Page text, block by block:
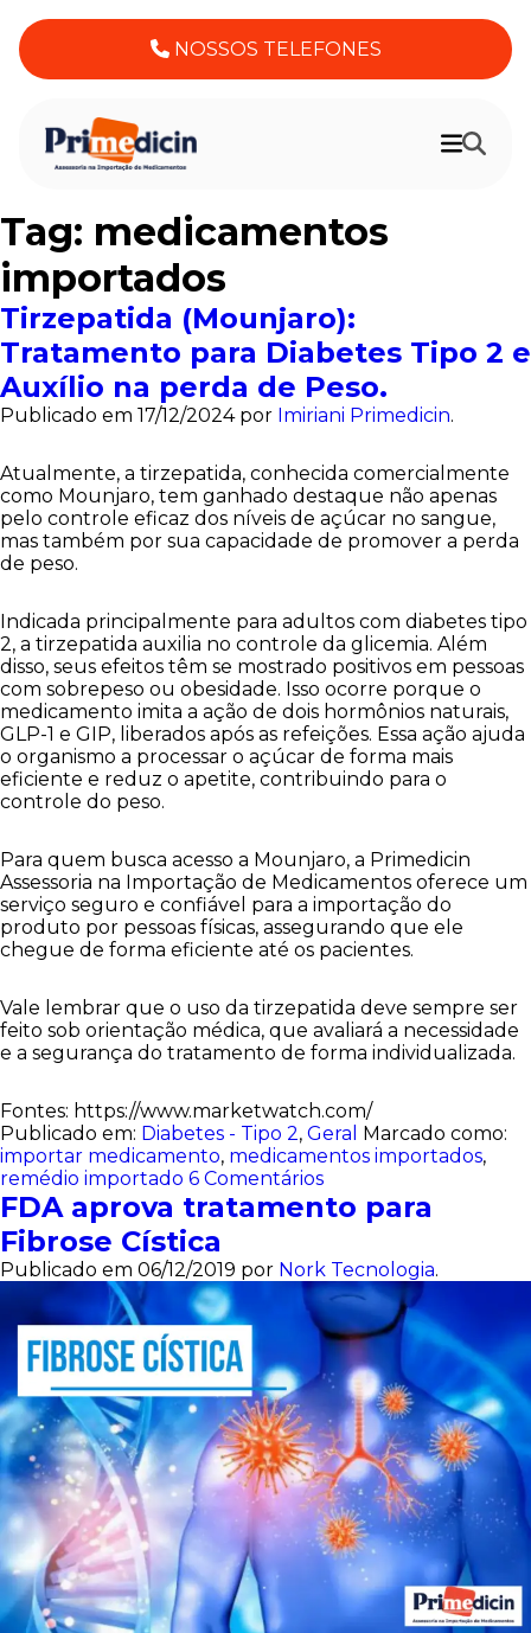
NOSSOS TELEFONES
Tag: medicamentos
importados
Tirzepatida (Mounjaro):
Tratamento para Diabetes Tipo 2 e
Auxílio na perda de Peso.
Publicado em 17/12/2024 por Imiriani Primedicin.
Atualmente, a tirzepatida, conhecida comercialmente
como Mounjaro, tem ganhado destaque não apenas
pelo controle eficaz dos níveis de açúcar no sangue,
mas também por sua capacidade de promover a perda
de peso.
Indicada principalmente para adultos com diabetes tipo
2, a tirzepatida auxilia no controle da glicemia. Além
disso, seus efeitos têm se mostrado positivos em pessoas
com sobrepeso ou obesidade. Isso ocorre porque o
medicamento imita a ação de dois hormônios naturais,
GLP-1 e GIP, liberados após as refeições. Essa ação ajuda
o organismo a processar o açúcar de forma mais
eficiente e reduz o apetite, contribuindo para o
controle do peso.
Para quem busca acesso a Mounjaro, a Primedicin
Assessoria na Importação de Medicamentos oferece um
serviço seguro e confiável para a importação do
produto por pessoas físicas, assegurando que ele
chegue de forma eficiente até os pacientes.
Vale lembrar que o uso da tirzepatida deve sempre ser
feito sob orientação médica, que avaliará a necessidade
e a segurança do tratamento de forma individualizada.
Fontes: https://www.marketwatch.com/
Publicado em: Diabetes - Tipo 2, Geral
Marcado como:
importar medicamento, medicamentos importados,
remédio importado 6 Comentários
FDA aprova tratamento para
Fibrose Cística
Publicado em 06/12/2019 por Nork Tecnologia.